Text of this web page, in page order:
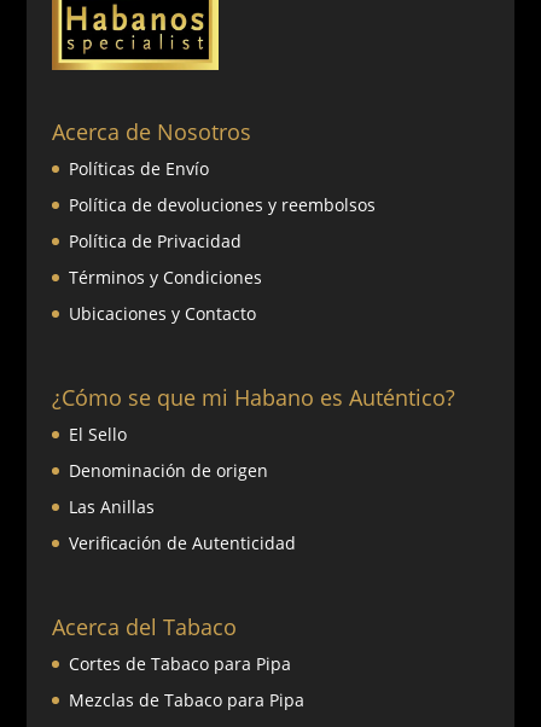
Acerca de Nosotros
Políticas de Envío
Política de devoluciones y reembolsos
Política de Privacidad
Términos y Condiciones
Ubicaciones y Contacto
¿Cómo se que mi Habano es Auténtico?
El Sello
Denominación de origen
Las Anillas
Verificación de Autenticidad
Acerca del Tabaco
Cortes de Tabaco para Pipa
Mezclas de Tabaco para Pipa